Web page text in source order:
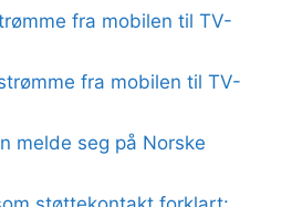
fra mobilen til TV-
fra mobilen til TV-
melde seg på Norske